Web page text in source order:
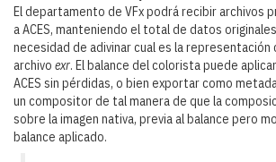
El departamento de VFx podrá recibir archivos
a ACES, manteniendo el total de datos
necesidad de adivinar cual es la
archivo exr. El balance del colorista puede
ACES sin pérdidas, o bien exportar como
un compositor de tal manera de que la
sobre la imagen nativa, previa al balance pero
balance aplicado.